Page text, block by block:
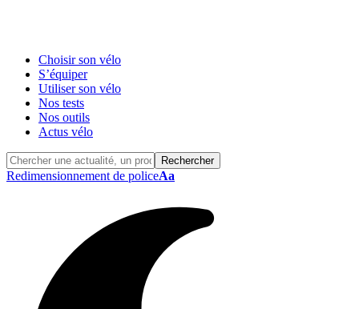
Choisir son vélo
S’équiper
Utiliser son vélo
Nos tests
Nos outils
Actus vélo
Redimensionnement de policeAa